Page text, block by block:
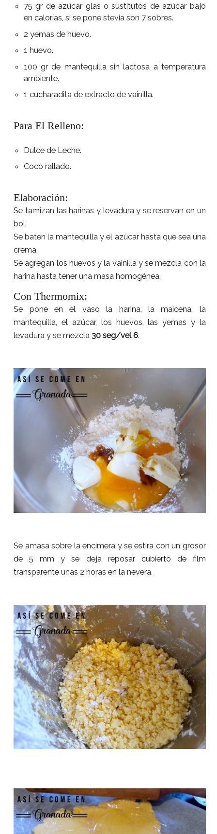
75 gr de azúcar glas o sustitutos de azúcar bajo
en calorías, si se pone stevia son 7 sobres.
2 yemas de huevo.
1 huevo.
100 gr de mantequilla sin lactosa a temperatura
ambiente.
1 cucharadita de extracto de vainilla.
Para El Relleno:
Dulce de Leche.
Coco rallado.
Elaboración:
Se tamizan las harinas y levadura y se reservan en un
bol.
Se baten la mantequilla y el azúcar hasta que sea una
crema.
Se agregan los huevos y la vainilla y se mezcla con la
harina hasta tener una masa homogénea.
Con Thermomix:
Se pone en el vaso la harina, la maicena, la
mantequilla, el azúcar, los huevos, las yemas y la
levadura y se mezcla 30 seg/vel 6.
Se amasa sobre la encimera y se estira con un grosor
de 5 mm y se deja reposar cubierto de film
transparente unas 2 horas en la nevera.